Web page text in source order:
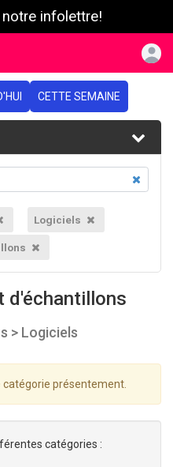
infolettre!
CETTE SEMAINE
Logiciels
d'échantillons
> Logiciels
catégorie présentement.
catégories :